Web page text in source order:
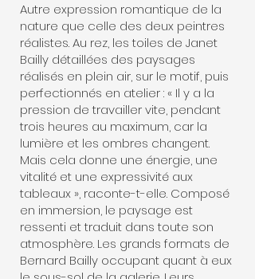
Autre expression romantique de la
nature que celle des deux peintres
réalistes. Au rez, les toiles de Janet
Bailly détaillées des paysages
réalisés en plein air, sur le motif, puis
perfectionnés en atelier : « Il y a la
pression de travailler vite, pendant
trois heures au maximum, car la
lumière et les ombres changent.
Mais cela donne une énergie, une
vitalité et une expressivité aux
tableaux », raconte-t-elle. Composé
en immersion, le paysage est
ressenti et traduit dans toute son
atmosphère. Les grands formats de
Bernard Bailly occupant quant à eux